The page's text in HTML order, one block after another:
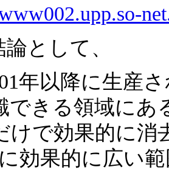
として、
年以降に生産
できる領域にあ
けで効果的に消
に効果的に広い